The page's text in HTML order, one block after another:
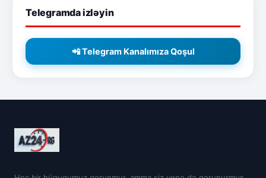
Telegramda izləyin
📲 Telegram Kanalımıza Qoşul